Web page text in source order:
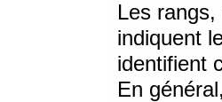
Les
indiquent
identifient
En